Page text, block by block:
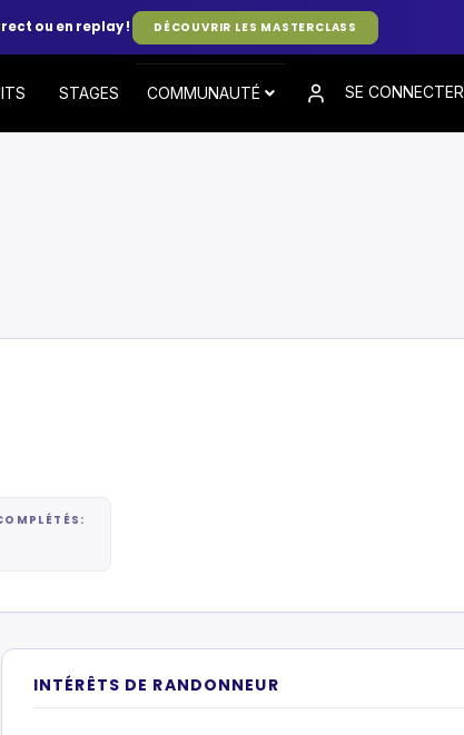
ou en replay ! DÉCOUVRIR LES MASTERCLASS
STAGES COMMUNAUTÉ SE CONNECTER
INTÉRÊTS DE RANDONNEUR